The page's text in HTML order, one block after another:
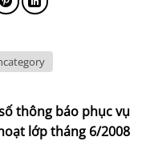
thông báo phục vụ
lớp tháng 6/2008